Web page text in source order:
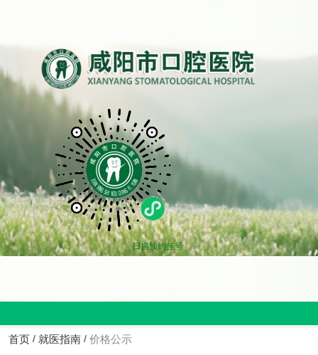
扫描预约挂号
首页 / 就医指南 / 价格公示